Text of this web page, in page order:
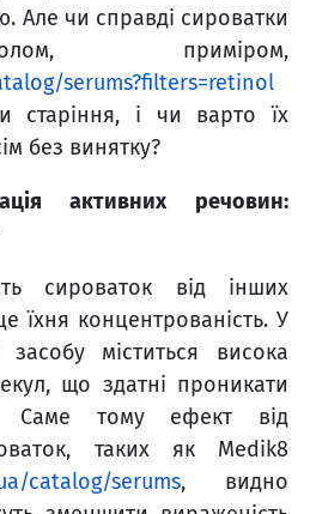
Але чи справді сироватки
приміром,
serums?filters=retinol
старіння, і чи варто їх
без винятку?
активних речовин:
сироваток від інших
їхня концентрованість. У
засобу міститься висока
що здатні проникати
Саме тому ефект від
таких як Medik8
catalog/serums, видно